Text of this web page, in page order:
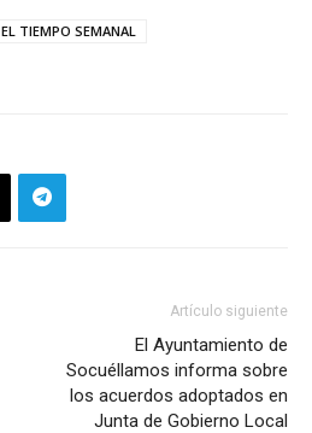
EL TIEMPO SEMANAL
Artículo siguiente
El Ayuntamiento de
Socuéllamos informa sobre
los acuerdos adoptados en
Junta de Gobierno Local